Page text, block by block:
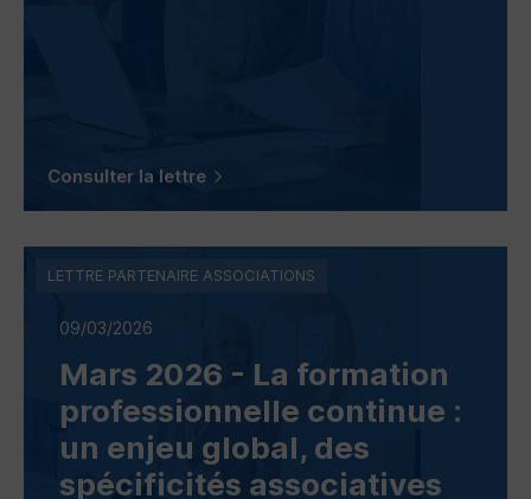
Consulter la lettre
09/03/2026
Mars 2026 - La formation
professionnelle continue :
un enjeu global, des
spécificités associatives
LETTRE PARTENAIRE ASSOCIATIONS